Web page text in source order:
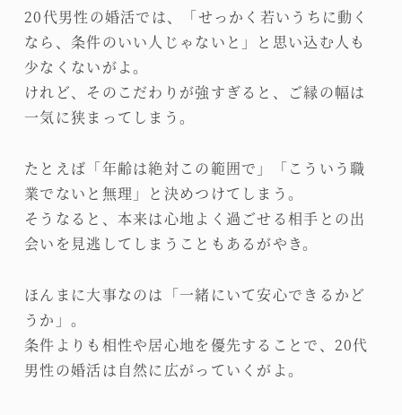
20代男性の婚活では、「せっかく若いうちに動く
なら、条件のいい人じゃないと」と思い込む人も
少なくないがよ。
けれど、そのこだわりが強すぎると、ご縁の幅は
一気に狭まってしまう。
たとえば「年齢は絶対この範囲で」「こういう職
業でないと無理」と決めつけてしまう。
そうなると、本来は心地よく過ごせる相手との出
会いを見逃してしまうこともあるがやき。
ほんまに大事なのは「一緒にいて安心できるかど
うか」。
条件よりも相性や居心地を優先することで、20代
男性の婚活は自然に広がっていくがよ。